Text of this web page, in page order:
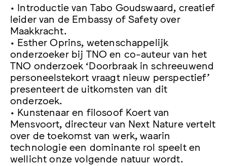
• Introductie van Tabo Goudswaard, creatief
leider van de Embassy of Safety over
Maakkracht.
• Esther Oprins, wetenschappelijk
onderzoeker bij TNO en co-auteur van het
TNO onderzoek ‘Doorbraak in schreeuwend
personeelstekort vraagt nieuw perspectief’
presenteert de uitkomsten van dit
onderzoek.
• Kunstenaar en filosoof Koert van
Mensvoort, directeur van Next Nature vertelt
over de toekomst van werk, waarin
technologie een dominante rol speelt en
wellicht onze volgende natuur wordt.